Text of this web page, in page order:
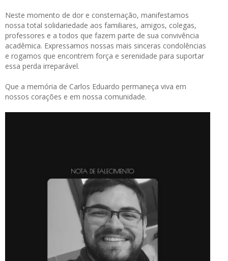
Neste momento de dor e consternação, manifestamos
nossa total solidariedade aos familiares, amigos, colegas,
professores e a todos que fazem parte de sua convivência
acadêmica. Expressamos nossas mais sinceras condolências
e rogamos que encontrem força e serenidade para suportar
essa perda irreparável.
Que a memória de Carlos Eduardo permaneça viva em
nossos corações e em nossa comunidade.